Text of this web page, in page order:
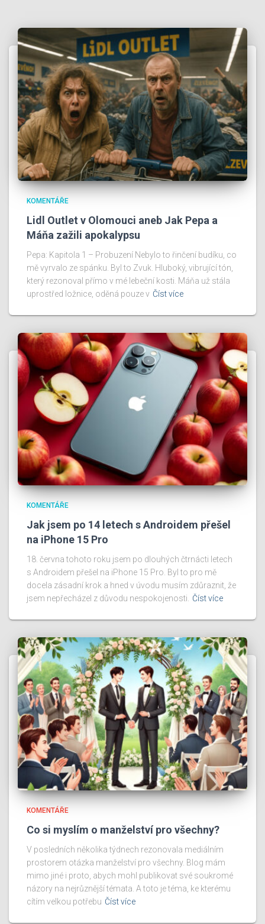
KOMENTÁŘE
Lidl Outlet v Olomouci aneb Jak Pepa a
Máňa zažili apokalypsu
Pepa: Kapitola 1 – Probuzení Nebylo to řinčení budíku, co
mě vyrvalo ze spánku. Byl to Zvuk. Hluboký, vibrující tón,
který rezonoval přímo v mé lebeční kosti. Máňa už stála
uprostřed ložnice, oděná pouze v Číst více
KOMENTÁŘE
Jak jsem po 14 letech s Androidem přešel
na iPhone 15 Pro
18. června tohoto roku jsem po dlouhých čtrnácti letech
s Androidem přešel na iPhone 15 Pro. Byl to pro mě
docela zásadní krok a hned v úvodu musím zdůraznit, že
jsem nepřecházel z důvodu nespokojenosti. Číst více
KOMENTÁŘE
Co si myslím o manželství pro všechny?
V posledních několika týdnech rezonovala mediálním
prostorem otázka manželství pro všechny. Blog mám
mimo jiné i proto, abych mohl publikovat své soukromé
názory na nejrůznější témata. A toto je téma, ke kterému
cítím velkou potřebu Číst více